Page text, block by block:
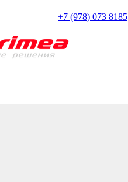
+7 (978) 073 8185